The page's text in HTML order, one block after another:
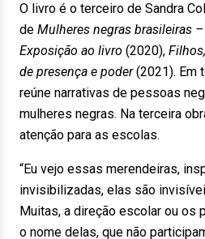
O livro é o terceiro de Sandra
de Mulheres negras brasileiras
Exposição ao livro (2020),
de presença e poder(2021). Em
reúne narrativas de pessoas
mulheres negras. Na terceira
atenção para as escolas.
“Eu vejo essas merendeiras,
invisibilizadas, elas são
Muitas, a direção escolar ou os
o nome delas, que não